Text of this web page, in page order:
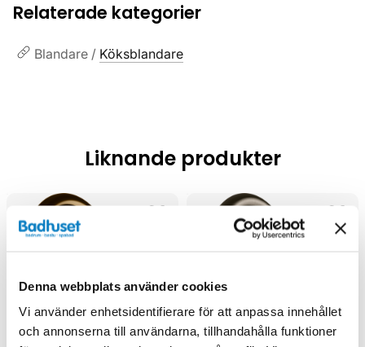
Denna webbplats använder cookies
Vi använder enhetsidentifierare för att anpassa innehållet
och annonserna till användarna, tillhandahålla funktioner
Relaterade kategorier
Blandare / Köksblandare
Liknande produkter
Kampanj Kampanj